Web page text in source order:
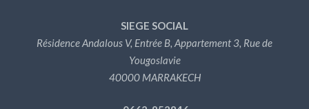
SIEGE SOCIAL
Résidence Andalous V, Entrée B, Appartement 3, Rue de
Yougoslavie
40000 MARRAKECH